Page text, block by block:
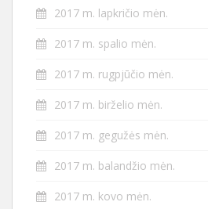
2017 m. lapkričio mėn.
2017 m. spalio mėn.
2017 m. rugpjūčio mėn.
2017 m. birželio mėn.
2017 m. gegužės mėn.
2017 m. balandžio mėn.
2017 m. kovo mėn.